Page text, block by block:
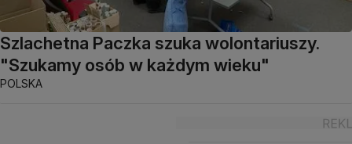
Szlachetna Paczka szuka wolontariuszy.
"Szukamy osób w każdym wieku"
POLSKA